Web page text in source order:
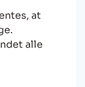
at
alle